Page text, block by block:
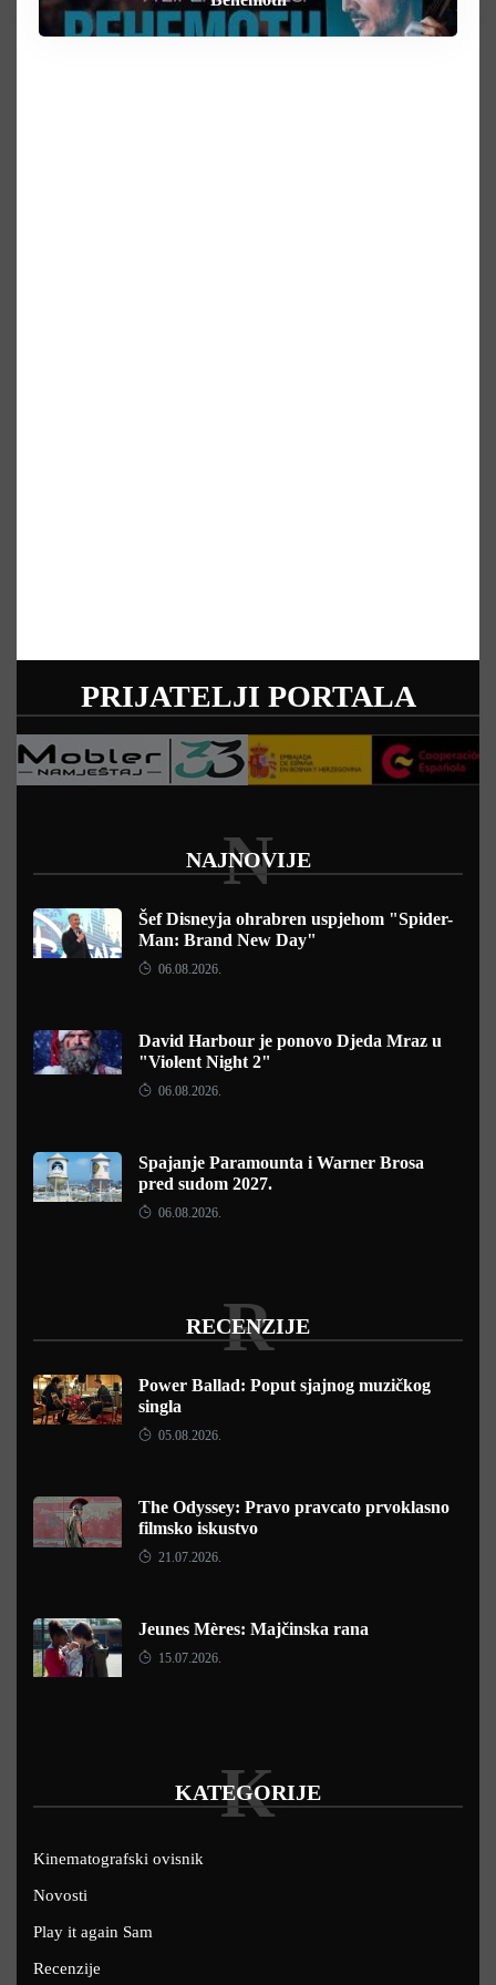
PRIJATELJI PORTALA
NAJNOVIJE
N
Šef Disneyja ohrabren uspjehom "Spider-
Man: Brand New Day"
06.08.2026.
David Harbour je ponovo Djeda Mraz u
"Violent Night 2"
06.08.2026.
Spajanje Paramounta i Warner Brosa
pred sudom 2027.
06.08.2026.
RECENZIJE
R
Power Ballad: Poput sjajnog muzičkog
singla
05.08.2026.
The Odyssey: Pravo pravcato prvoklasno
filmsko iskustvo
21.07.2026.
Jeunes Mères: Majčinska rana
15.07.2026.
KATEGORIJE
K
Kinematografski ovisnik
Novosti
Play it again Sam
Recenzije